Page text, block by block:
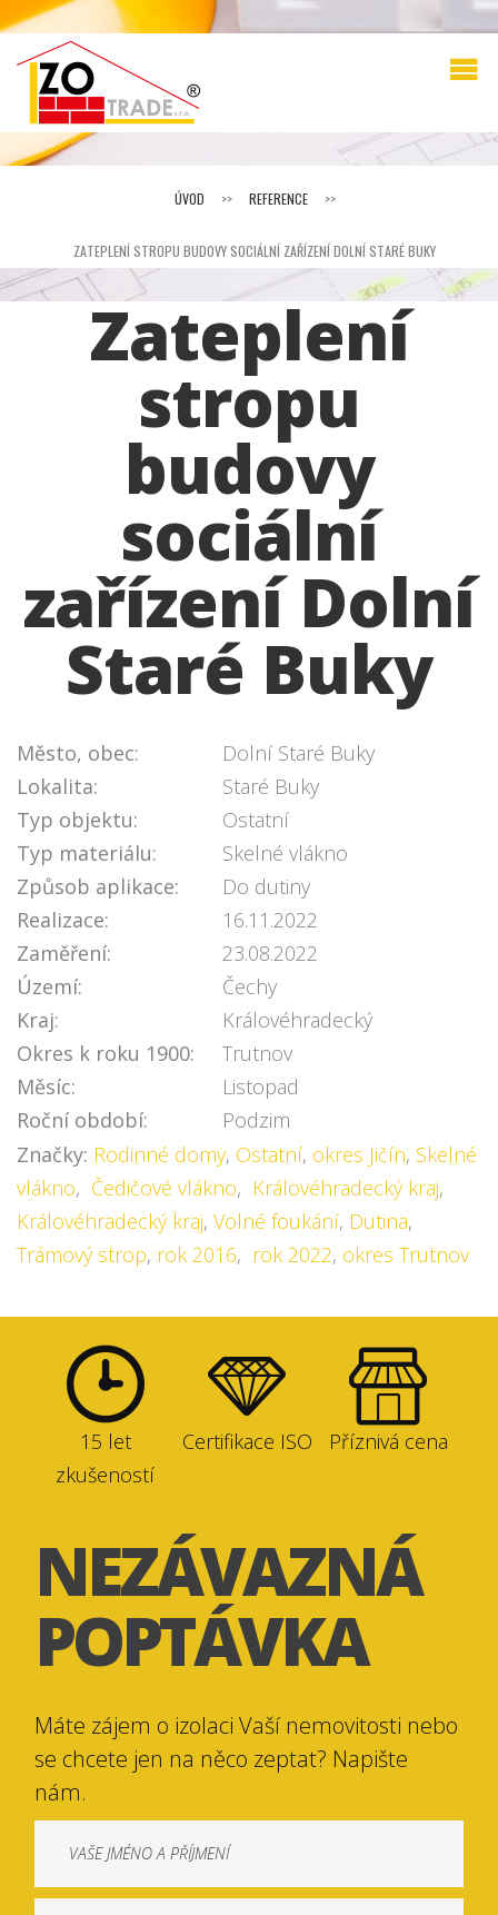
ÚVOD >> REFERENCE >>
ZATEPLENÍ STROPU BUDOVY SOCIÁLNÍ ZAŘÍZENÍ DOLNÍ STARÉ BUKY
Zateplení
stropu
budovy
sociální
zařízení Dolní
Staré Buky
Město, obec:
Dolní Staré Buky
Lokalita:
Staré Buky
Typ objektu:
Ostatní
Typ materiálu:
Skelné vlákno
Způsob aplikace:
Do dutiny
Realizace:
16.11.2022
Zaměření:
23.08.2022
Území:
Čechy
Kraj:
Královéhradecký
Okres k roku 1900:
Trutnov
Měsíc:
Listopad
Roční období:
Podzim
Značky: Rodinné domy, Ostatní, okres Jičín, Skelné
vlákno, Čedičové vlákno, Královéhradecký kraj,
Královéhradecký kraj, Volné foukání, Dutina,
Trámový strop, rok 2016, rok 2022, okres Trutnov
15 let
zkušeností
Certifikace ISO Příznivá cena
NEZÁVAZNÁ
POPTÁVKA
Máte zájem o izolaci Vaší nemovitosti nebo
se chcete jen na něco zeptat? Napište
nám.